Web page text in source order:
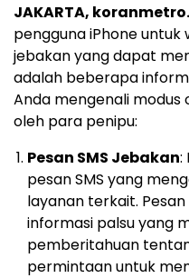
JAKARTA,
pengguna iPhone untuk
jebakan yang dapat
adalah beberapa
Anda mengenali modus
oleh para penipu:
Pesan SMS Jebakan:
pesan SMS yang
layanan terkait.
informasi palsu yang
pemberitahuan
permintaan untuk